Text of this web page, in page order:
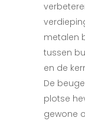
metalen
tussen
en de
De
plotse
gewone